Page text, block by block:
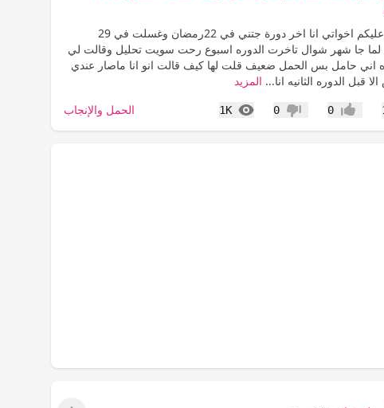
السلام عليكم اخواتي انا اخر دورة جتني في 22رمضان وغسلت في 29
جا شهر شوال تاخرت الدوره اسبوع رحت سويت تحليل وقالت لي
اني حامل بس الحمل ضعيف قلت لها كيف قالت انو انا ماصار عندي
قبل الدوره الثانيه انا... المزيد
إعجاب0 عدم إعجاب
0
1K
المشاهدات الحمل والإنجاب